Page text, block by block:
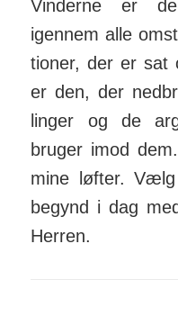
Vinderne er
igennem alle
tioner, der er sat
er den, der
linger og de
bruger imod
mine løfter.
begynd i dag
Herren.